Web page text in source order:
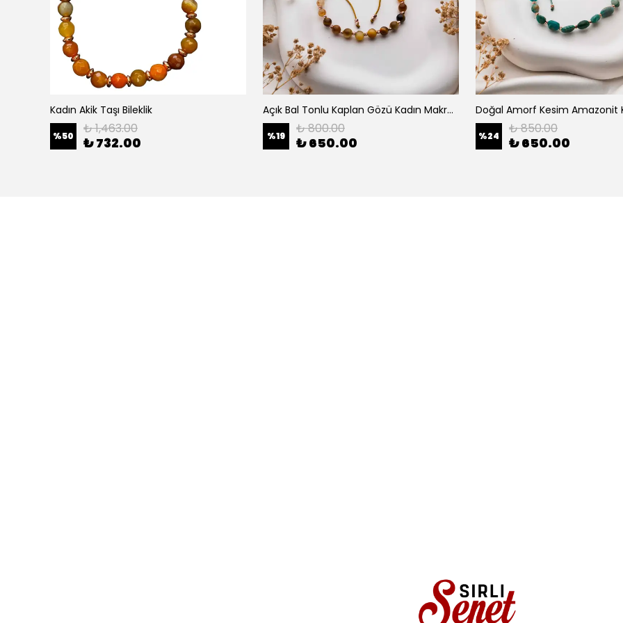
Kadın Akik Taşı Bileklik
%50 ₺ 1,463.00
₺ 732.00
Açık Bal Tonlu Kaplan Gözü Kadın Makrome Bileklik - Ayarlanabilir (6 mm)
%19 ₺ 800.00
₺ 650.00 %24 ₺ 850.00
₺ 650.00